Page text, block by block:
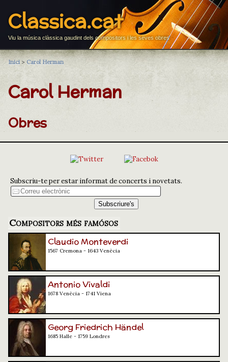
Classica.cat
Viu la música clàssica gaudint dels compositors i les seves obres
Inici > Carol Herman
Carol Herman
Obres
Subscriu-te per estar informat de concerts i novetats.
Compositors més famósos
Claudio Monteverdi
1567 Cremona - 1643 Venècia
Antonio Vivaldi
1678 Venècia - 1741 Viena
Georg Friedrich Händel
1685 Halle - 1759 Londres